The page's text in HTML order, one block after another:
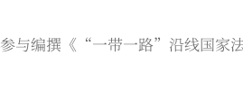
参与编撰《“一带一路”沿线国家